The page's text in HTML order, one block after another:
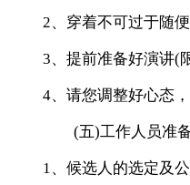
2、穿着不可过于随
3、提前准备好演讲(
4、请您调整好心态
(五)工作人员准
1、候选人的选定及